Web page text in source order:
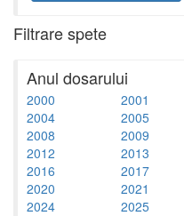
Filtrare spete
Anul dosarului
2000 2001
2004
2005
2008
2009
2012
2013
2016
2017
2020
2021
2024
2025